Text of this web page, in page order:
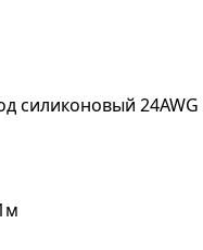
силиконовый 24AWG